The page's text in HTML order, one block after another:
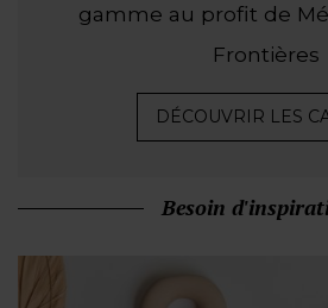
gamme au profit de
Frontières
DÉCOUVRIR LES
Besoin